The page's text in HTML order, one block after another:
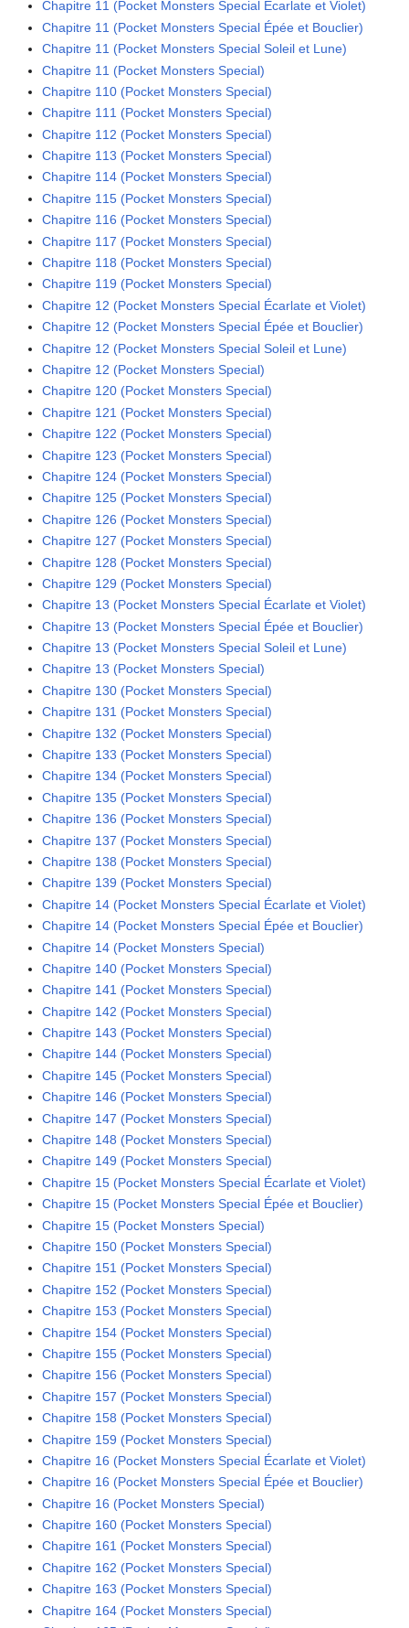
Chapitre 11 (Pocket Monsters Special Écarlate et Violet)
Chapitre 11 (Pocket Monsters Special Épée et Bouclier)
Chapitre 11 (Pocket Monsters Special Soleil et Lune)
Chapitre 11 (Pocket Monsters Special)
Chapitre 110 (Pocket Monsters Special)
Chapitre 111 (Pocket Monsters Special)
Chapitre 112 (Pocket Monsters Special)
Chapitre 113 (Pocket Monsters Special)
Chapitre 114 (Pocket Monsters Special)
Chapitre 115 (Pocket Monsters Special)
Chapitre 116 (Pocket Monsters Special)
Chapitre 117 (Pocket Monsters Special)
Chapitre 118 (Pocket Monsters Special)
Chapitre 119 (Pocket Monsters Special)
Chapitre 12 (Pocket Monsters Special Écarlate et Violet)
Chapitre 12 (Pocket Monsters Special Épée et Bouclier)
Chapitre 12 (Pocket Monsters Special Soleil et Lune)
Chapitre 12 (Pocket Monsters Special)
Chapitre 120 (Pocket Monsters Special)
Chapitre 121 (Pocket Monsters Special)
Chapitre 122 (Pocket Monsters Special)
Chapitre 123 (Pocket Monsters Special)
Chapitre 124 (Pocket Monsters Special)
Chapitre 125 (Pocket Monsters Special)
Chapitre 126 (Pocket Monsters Special)
Chapitre 127 (Pocket Monsters Special)
Chapitre 128 (Pocket Monsters Special)
Chapitre 129 (Pocket Monsters Special)
Chapitre 13 (Pocket Monsters Special Écarlate et Violet)
Chapitre 13 (Pocket Monsters Special Épée et Bouclier)
Chapitre 13 (Pocket Monsters Special Soleil et Lune)
Chapitre 13 (Pocket Monsters Special)
Chapitre 130 (Pocket Monsters Special)
Chapitre 131 (Pocket Monsters Special)
Chapitre 132 (Pocket Monsters Special)
Chapitre 133 (Pocket Monsters Special)
Chapitre 134 (Pocket Monsters Special)
Chapitre 135 (Pocket Monsters Special)
Chapitre 136 (Pocket Monsters Special)
Chapitre 137 (Pocket Monsters Special)
Chapitre 138 (Pocket Monsters Special)
Chapitre 139 (Pocket Monsters Special)
Chapitre 14 (Pocket Monsters Special Écarlate et Violet)
Chapitre 14 (Pocket Monsters Special Épée et Bouclier)
Chapitre 14 (Pocket Monsters Special)
Chapitre 140 (Pocket Monsters Special)
Chapitre 141 (Pocket Monsters Special)
Chapitre 142 (Pocket Monsters Special)
Chapitre 143 (Pocket Monsters Special)
Chapitre 144 (Pocket Monsters Special)
Chapitre 145 (Pocket Monsters Special)
Chapitre 146 (Pocket Monsters Special)
Chapitre 147 (Pocket Monsters Special)
Chapitre 148 (Pocket Monsters Special)
Chapitre 149 (Pocket Monsters Special)
Chapitre 15 (Pocket Monsters Special Écarlate et Violet)
Chapitre 15 (Pocket Monsters Special Épée et Bouclier)
Chapitre 15 (Pocket Monsters Special)
Chapitre 150 (Pocket Monsters Special)
Chapitre 151 (Pocket Monsters Special)
Chapitre 152 (Pocket Monsters Special)
Chapitre 153 (Pocket Monsters Special)
Chapitre 154 (Pocket Monsters Special)
Chapitre 155 (Pocket Monsters Special)
Chapitre 156 (Pocket Monsters Special)
Chapitre 157 (Pocket Monsters Special)
Chapitre 158 (Pocket Monsters Special)
Chapitre 159 (Pocket Monsters Special)
Chapitre 16 (Pocket Monsters Special Écarlate et Violet)
Chapitre 16 (Pocket Monsters Special Épée et Bouclier)
Chapitre 16 (Pocket Monsters Special)
Chapitre 160 (Pocket Monsters Special)
Chapitre 161 (Pocket Monsters Special)
Chapitre 162 (Pocket Monsters Special)
Chapitre 163 (Pocket Monsters Special)
Chapitre 164 (Pocket Monsters Special)